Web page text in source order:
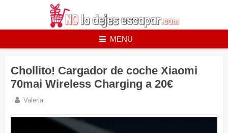
MENU
Chollito! Cargador de coche Xiaomi
70mai Wireless Charging a 20€
Valeria